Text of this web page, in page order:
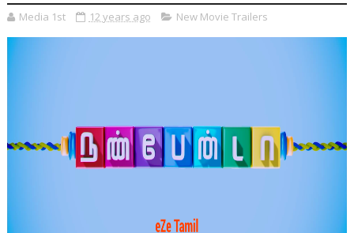
Media 1st 12 years ago New Movie Trailers